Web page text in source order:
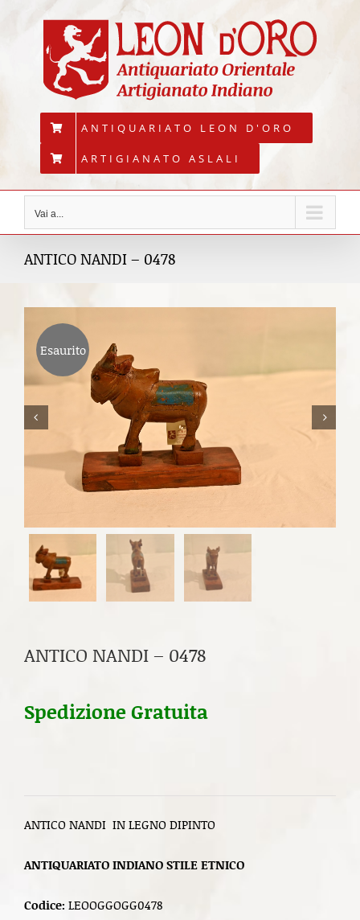
contenuto
ANTIQUARIATO LEON D'ORO
ARTIGIANATO ASLALI
Vai a...
ANTICO NANDI – 0478
 
Esaurito
ANTICO NANDI – 0478
Spedizione Gratuita
ANTICO NANDI IN LEGNO DIPINTO
ANTIQUARIATO INDIANO STILE ETNICO
Codice: LEOOGGOGG0478